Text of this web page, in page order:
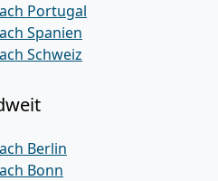
Portugal
Spanien
Schweiz
Berlin
Bonn